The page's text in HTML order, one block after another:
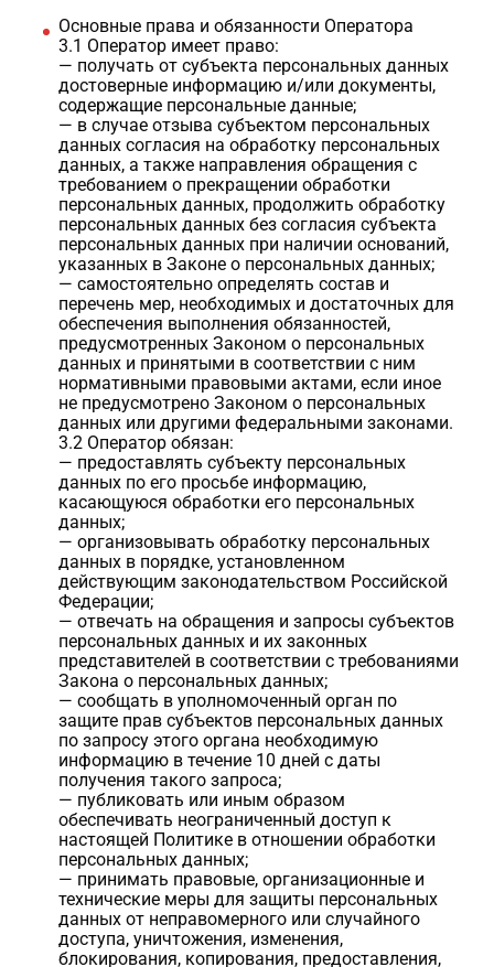
Основные права и обязанности Оператора
3.1 Оператор имеет право:
— получать от субъекта персональных данных
достоверные информацию и/или документы,
содержащие персональные данные;
— в случае отзыва субъектом персональных
данных согласия на обработку персональных
данных, а также направления обращения с
требованием о прекращении обработки
персональных данных, продолжить обработку
персональных данных без согласия субъекта
персональных данных при наличии оснований,
указанных в Законе о персональных данных;
— самостоятельно определять состав и
перечень мер, необходимых и достаточных для
обеспечения выполнения обязанностей,
предусмотренных Законом о персональных
данных и принятыми в соответствии с ним
нормативными правовыми актами, если иное
не предусмотрено Законом о персональных
данных или другими федеральными законами.
3.2 Оператор обязан:
— предоставлять субъекту персональных
данных по его просьбе информацию,
касающуюся обработки его персональных
данных;
— организовывать обработку персональных
данных в порядке, установленном
действующим законодательством Российской
Федерации;
— отвечать на обращения и запросы субъектов
персональных данных и их законных
представителей в соответствии с требованиями
Закона о персональных данных;
— сообщать в уполномоченный орган по
защите прав субъектов персональных данных
по запросу этого органа необходимую
информацию в течение 10 дней с даты
получения такого запроса;
— публиковать или иным образом
обеспечивать неограниченный доступ к
настоящей Политике в отношении обработки
персональных данных;
— принимать правовые, организационные и
технические меры для защиты персональных
данных от неправомерного или случайного
доступа, уничтожения, изменения,
блокирования, копирования, предоставления,